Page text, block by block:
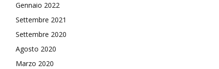
Gennaio 2022
Settembre 2021
Settembre 2020
Agosto 2020
Marzo 2020